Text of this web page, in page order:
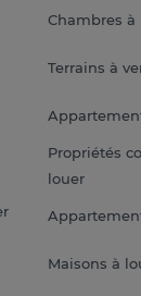
Chambres à
Terrains à
Propriétés
louer
Maisons à